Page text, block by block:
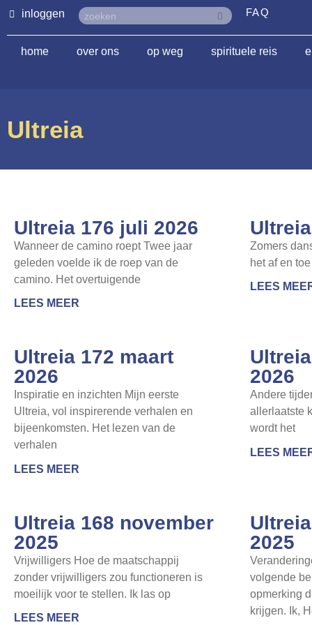
inloggen FAQ
home over ons op weg spirituele reis
Ultreia
Ultreia 176 juli 2026
Wanneer de camino roept Twee jaar
geleden voelde ik de roep van de
camino. Het overtuigende
LEES MEER
Zomers
het af en
LEES
Ultreia 172 maart
2026
Inspiratie en inzichten Mijn eerste
Ultreia, vol inspirerende verhalen en
bijeenkomsten. Het lezen van de
verhalen
LEES MEER
2026
Andere
allerlaatste
wordt het
LEES
Ultreia 168 november
2025
Vrijwilligers Hoe de maatschappij
zonder vrijwilligers zou functioneren is
moeilijk voor te stellen. Ik las op
LEES MEER
2025
volgende
opmerking
krijgen. Ik,